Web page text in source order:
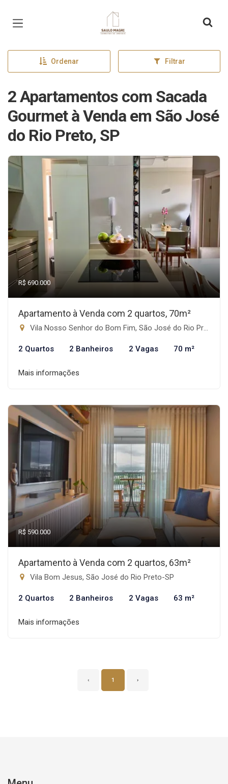
Página inicial
Ordenar Filtrar
2 Apartamentos com Sacada
Gourmet à Venda em São José
do Rio Preto, SP
R$ 690.000
Apartamento à Venda com 2 quartos, 70m²
Vila Nosso Senhor do Bom Fim, São José do Rio Preto-SP
2 Quartos 2 Banheiros 2 Vagas 70 m²
Mais informações
R$ 590.000
Apartamento à Venda com 2 quartos, 63m²
Vila Bom Jesus, São José do Rio Preto-SP
2 Quartos 2 Banheiros 2 Vagas 63 m²
Mais informações
‹ 1 ›